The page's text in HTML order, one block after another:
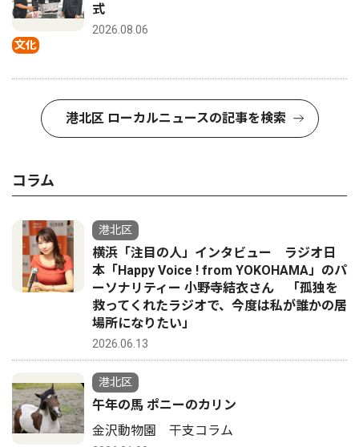
文化
式
2026.08.06
港北区 ローカルニュースの記事を検索
コラム
港北区
横浜「注目の人」インタビュー ラジオ日
本「Happy Voice ! from YOKOHAMA」のパ
ーソナリティー 小野寺結衣さん 「孤独を
救ってくれたラジオで、今度は私が誰かの居
場所になりたい」
2026.06.13
港北区
午年の馬 ポニーのカリン
金沢動物園 干支コラム